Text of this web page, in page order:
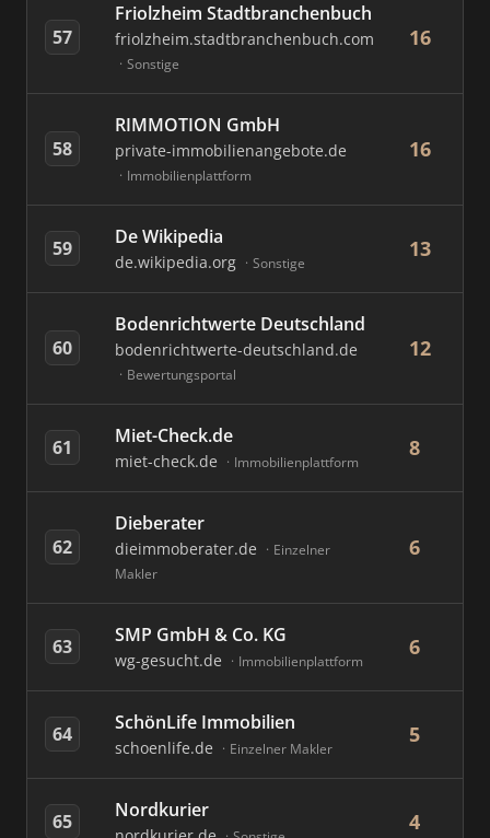
57
Friolzheim Stadtbranchenbuch
friolzheim.stadtbranchenbuch.com
Sonstige
16
58
RIMMOTION GmbH
private-immobilienangebote.de
Immobilienplattform
16
59 De Wikipedia
de.wikipedia.org Sonstige
13
60
Bodenrichtwerte Deutschland
bodenrichtwerte-deutschland.de
Bewertungsportal
12
61 Miet-Check.de
miet-check.de Immobilienplattform
8
62
Dieberater
dieimmoberater.de
Einzelner
Makler
6
63 SMP GmbH & Co. KG
wg-gesucht.de Immobilienplattform
6
64 SchönLife Immobilien
schoenlife.de Einzelner Makler
5
65 Nordkurier 4